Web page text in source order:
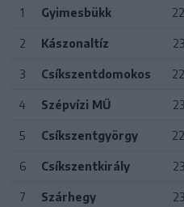
1 Gyimesbükk 22
2 Kászonaltíz 23
3 Csíkszentdomokos 22
4 Szépvízi MŰ 23
5 Csíkszentgyörgy 22
6 Csíkszentkirály 23
7 Szárhegy 23